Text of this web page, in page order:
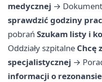
medycznej →
sprawdzić godziny
pobrań Szukam listy i
Oddziały szpitalne Chcę
specjalistycznej →
informacji o